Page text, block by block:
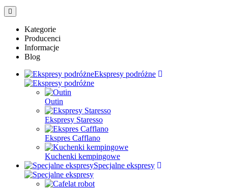
Kategorie
Producenci
Informacje
Blog
Ekspresy podróżne
Outin
Ekspresy Staresso
Ekspres Cafflano
Kuchenki kempingowe
Specjalne ekspresy